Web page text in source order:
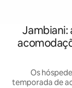
Jambiani:
Os
temporada de